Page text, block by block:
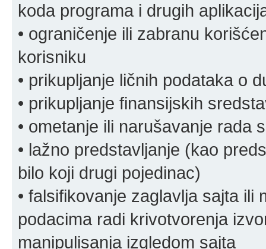
koda programa i drugih
• ograničenje ili zabranu
korisniku
• prikupljanje ličnih podataka o
• prikupljanje finansijskih
• ometanje ili narušavanje rada
• lažno predstavljanje (kao
bilo koji drugi pojedinac)
• falsifikovanje zaglavlja sajta ili
podacima radi krivotvorenja
manipulisanja izgledom sajta